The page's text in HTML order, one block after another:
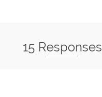
15 Responses